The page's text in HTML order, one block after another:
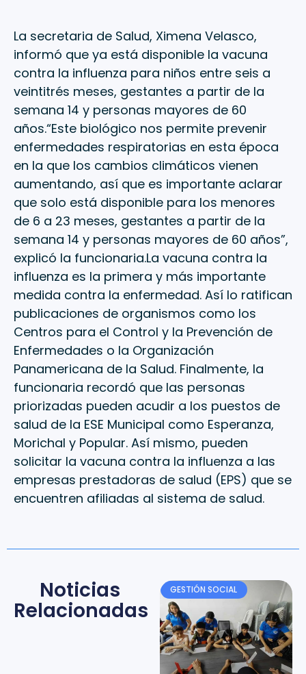
La secretaria de Salud, Ximena Velasco,
informó que ya está disponible la vacuna
contra la influenza para niños entre seis a
veintitrés meses, gestantes a partir de la
semana 14 y personas mayores de 60
años.“Este biológico nos permite prevenir
enfermedades respiratorias en esta época
en la que los cambios climáticos vienen
aumentando, así que es importante aclarar
que solo está disponible para los menores
de 6 a 23 meses, gestantes a partir de la
semana 14 y personas mayores de 60 años”,
explicó la funcionaria.La vacuna contra la
influenza es la primera y más importante
medida contra la enfermedad. Así lo ratifican
publicaciones de organismos como los
Centros para el Control y la Prevención de
Enfermedades o la Organización
Panamericana de la Salud. Finalmente, la
funcionaria recordó que las personas
priorizadas pueden acudir a los puestos de
salud de la ESE Municipal como Esperanza,
Morichal y Popular. Así mismo, pueden
solicitar la vacuna contra la influenza a las
empresas prestadoras de salud (EPS) que se
encuentren afiliadas al sistema de salud.
Noticias
Relacionadas
GESTIÓN SOCIAL